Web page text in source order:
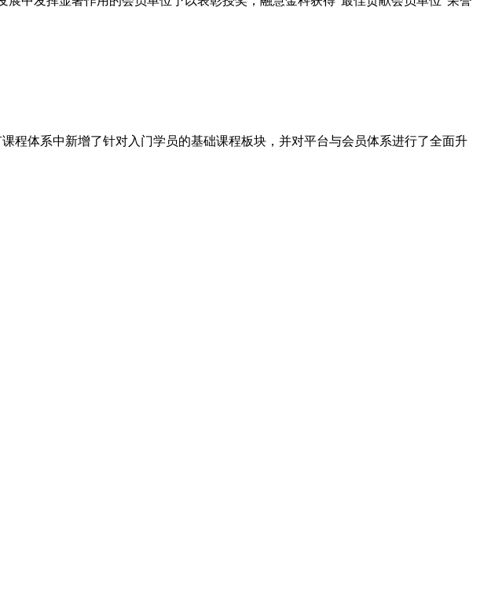
程体系中新增了针对入门学员的基础课程板块，并对平台与会员体系进行了全面升